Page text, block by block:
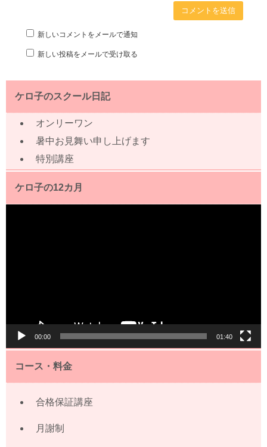
新しいコメントをメールで通知
新しい投稿をメールで受け取る
ケロ子のスクール日記
オンリーワン
暑中お見舞い申し上げます
特別講座
ケロ子の12カ月
00:00 01:40
コース・料金
合格保証講座
月謝制